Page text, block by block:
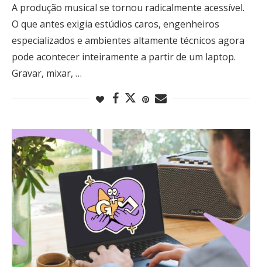
A produção musical se tornou radicalmente acessível.
O que antes exigia estúdios caros, engenheiros
especializados e ambientes altamente técnicos agora
pode acontecer inteiramente a partir de um laptop.
Gravar, mixar, …